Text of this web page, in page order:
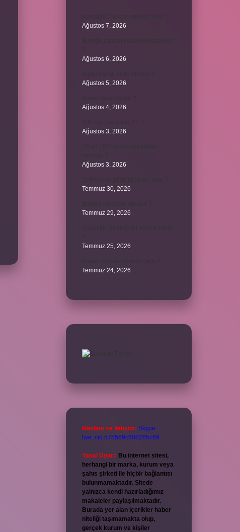
Ağustos 7, 2026
Ağustos 6, 2026
Ağustos 5, 2026
Ağustos 4, 2026
Ağustos 3, 2026
Ağustos 3, 2026
Temmuz 30, 2026
Temmuz 29, 2026
Temmuz 25, 2026
Temmuz 24, 2026
Reklam ve İletişim: Skype:
live:.cid.575569c608265c69
Yasal Uyarı: Bu internet sitesi,
herhangi bir marka, kurum veya
şahıs şirketi ile hiçbir bağlantısı
bulunmamaktadır. Sitede
yalnızca kendi hazırladığımız
makaleler paylaşılmaktadır.
Burada yer alan içerikler haber
niteliği taşımamakta olup,
gerçek kurum ve kişiler